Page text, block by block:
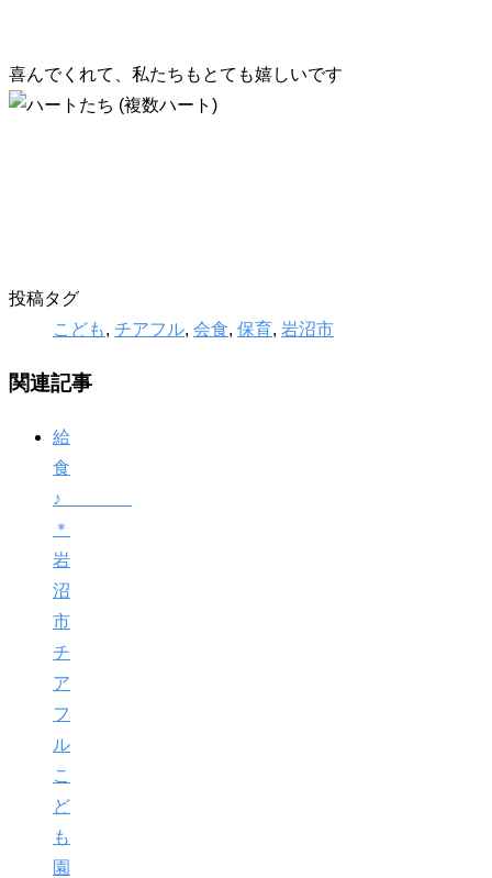
喜んでくれて、私たちもとても嬉しいです
投稿タグ
こども, チアフル, 会食, 保育, 岩沼市
関連記事
給
食
♪
＊
岩
沼
市
チ
ア
フ
ル
こ
ど
も
園